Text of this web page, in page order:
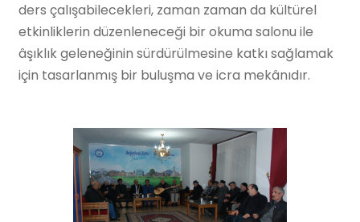
ders çalışabilecekleri, zaman zaman da kültürel
etkinliklerin düzenleneceği bir okuma salonu ile
âşıklık geleneğinin sürdürülmesine katkı sağlamak
için tasarlanmış bir buluşma ve icra mekânıdır.